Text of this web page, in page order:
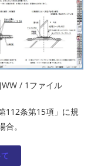
/ 1ファイル
112条第15項」に規
。